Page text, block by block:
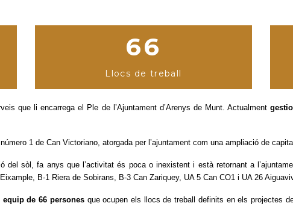
66
Llocs de treball
que li encarrega el Ple de l’Ajuntament d’Arenys de Munt. Actualment
1 de Can Victoriano, atorgada per l’ajuntament com una ampliació de
del sòl, fa anys que l’activitat és poca o inexistent i està retornant a
B-1 Riera de Sobirans, B-3 Can Zariquey, UA 5 Can CO1 i UA 26
equip de 66 personesque ocupen els llocs de treball definits en els projectes